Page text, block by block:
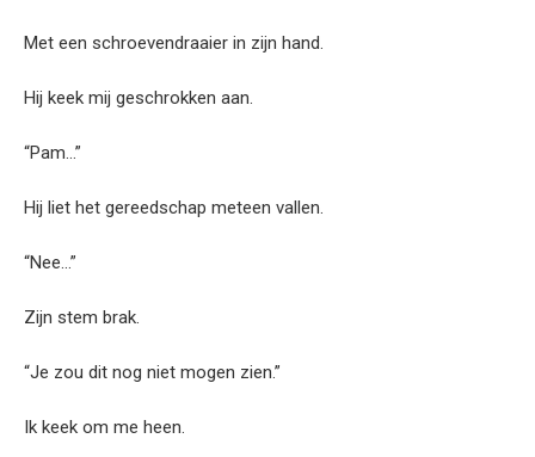
Met een schroevendraaier in zijn hand.
Hij keek mij geschrokken aan.
“Pam…”
Hij liet het gereedschap meteen vallen.
“Nee…”
Zijn stem brak.
“Je zou dit nog niet mogen zien.”
Ik keek om me heen.